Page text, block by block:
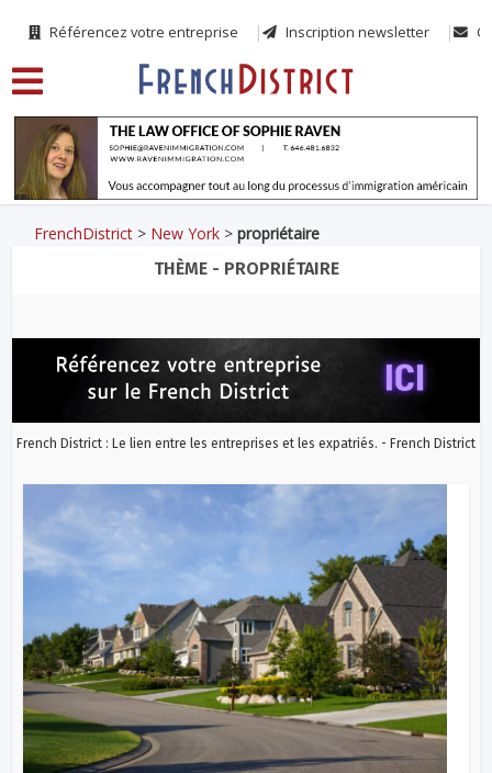
Référencez votre entreprise Inscription newsletter
FrenchDistrict > New York >propriétaire
THÈME - PROPRIÉTAIRE
French District : Le lien entre les entreprises et les expatriés. - French District